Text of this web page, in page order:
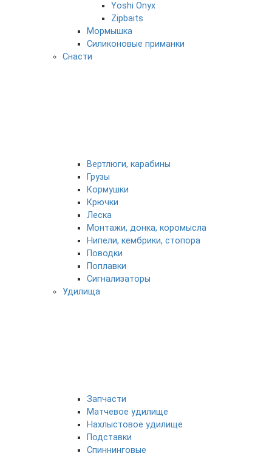
Yoshi Onyx
Zipbaits
Мормышка
Силиконовые приманки
Снасти
Вертлюги, карабины
Грузы
Кормушки
Крючки
Леска
Монтажи, донка, коромысла
Нипели, кембрики, стопора
Поводки
Поплавки
Сигнализаторы
Удилища
Запчасти
Матчевое удилище
Нахлыстовое удилище
Подставки
Спиннинговые